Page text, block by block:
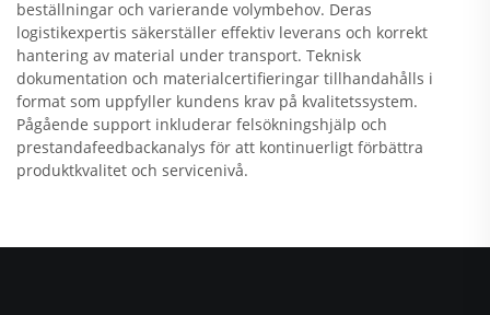
beställningar och varierande volymbehov. Deras
logistikexpertis säkerställer effektiv leverans och korrekt
hantering av material under transport. Teknisk
dokumentation och materialcertifieringar tillhandahålls i
format som uppfyller kundens krav på kvalitetssystem.
Pågående support inkluderar felsökningshjälp och
prestandafeedbackanalys för att kontinuerligt förbättra
produktkvalitet och servicenivå.